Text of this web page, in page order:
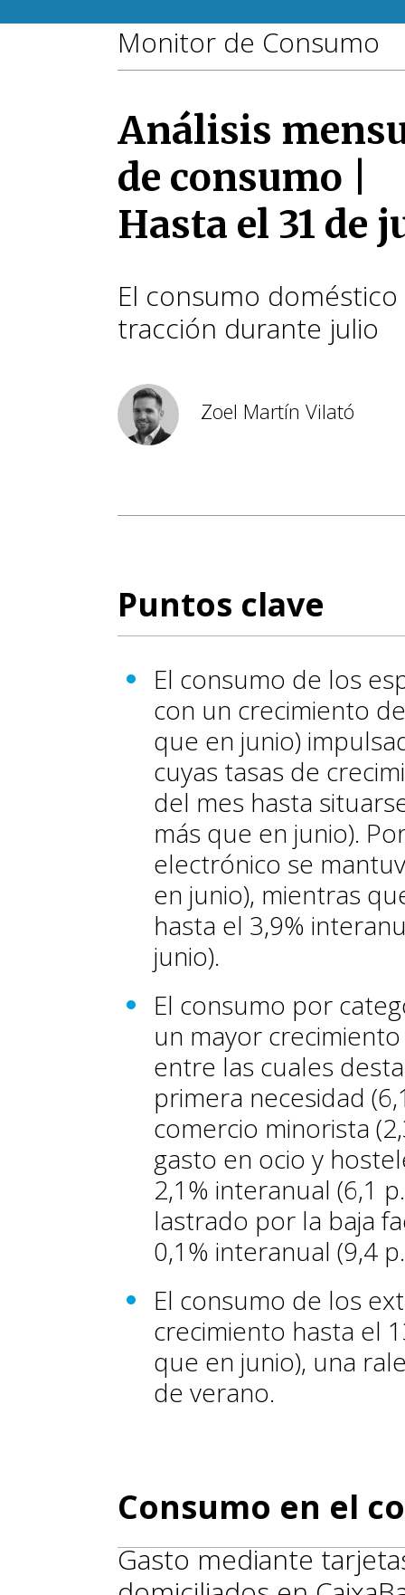
Monitor de Consumo
Análisis
de consumo |
Hasta el 31 de
El consumo
tracción durante julio
Zoel Martín Vilató
Puntos clave
El consumo de los
con un crecimiento
que en junio)
cuyas tasas de
del mes hasta
más que en junio).
electrónico se
en junio), mientras
hasta el 3,9%
junio).
El consumo por
un mayor
entre las cuales
primera necesidad
comercio minorista
gasto en ocio y
2,1% interanual (6,1
lastrado por la baja
0,1% interanual (9,4
El consumo de los
crecimiento hasta el
que en junio), una
de verano.
Consumo en el
Gasto mediante